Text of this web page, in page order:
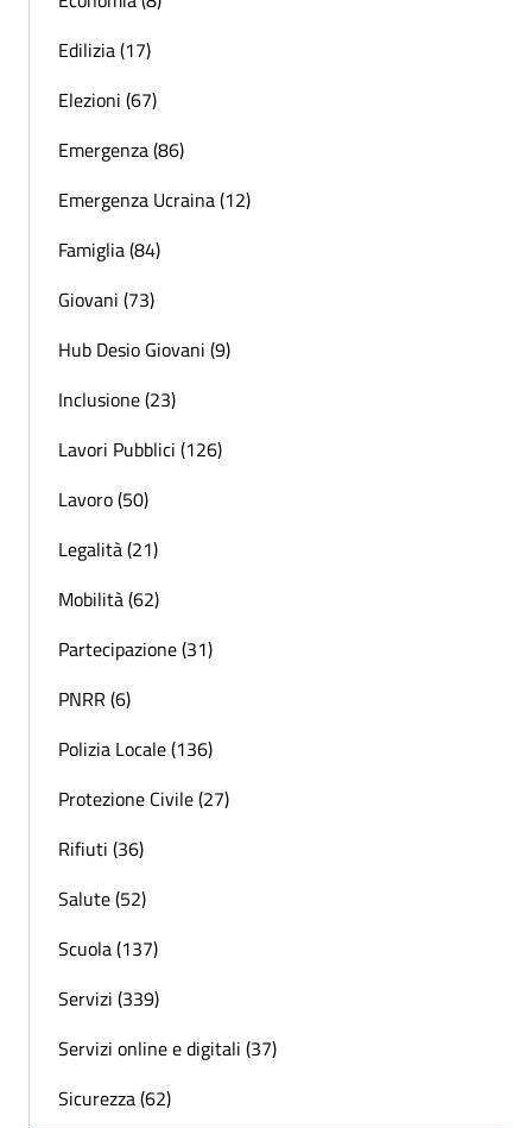
Edilizia (17)
Elezioni (67)
Emergenza (86)
Emergenza Ucraina (12)
Famiglia (84)
Giovani (73)
Hub Desio Giovani (9)
Inclusione (23)
Lavori Pubblici (126)
Lavoro (50)
Legalità (21)
Mobilità (62)
Partecipazione (31)
PNRR (6)
Polizia Locale (136)
Protezione Civile (27)
Rifiuti (36)
Salute (52)
Scuola (137)
Servizi (339)
Servizi online e digitali (37)
Sicurezza (62)